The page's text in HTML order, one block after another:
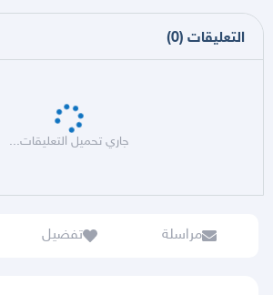
التعليقات (
0
)
جاري تحميل التعليقات...
مراسلة تفضيل